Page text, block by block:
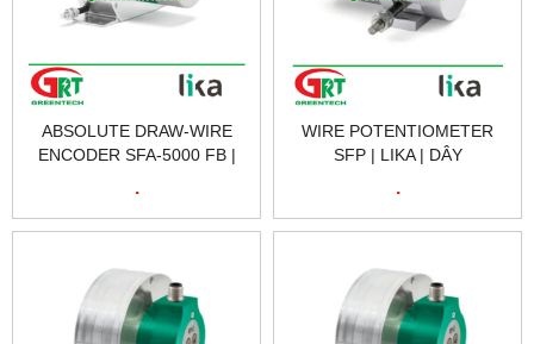
ABSOLUTE DRAW-WIRE
ENCODER SFA-5000 FB |
.
WIRE POTENTIOMETER
SFP | LIKA | DÂY
.